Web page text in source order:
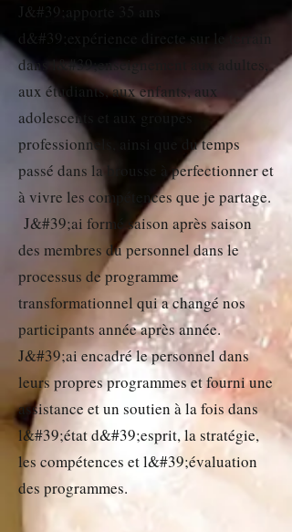
J&#39;apporte 35 ans
d&#39;expérience directe sur le terrain
dans l&#39;enseignement aux adultes,
aux étudiants, aux enfants, aux
adolescents et aux groupes
professionnels, ainsi que du temps
passé dans la brousse à perfectionner et
à vivre les compétences que je partage.
J&#39;ai formé saison après saison
des membres du personnel dans le
processus de programme
transformationnel qui a changé nos
participants année après année.
J&#39;ai encadré le personnel dans
leurs propres programmes et fourni une
assistance et un soutien à la fois dans
l&#39;état d&#39;esprit, la stratégie,
les compétences et l&#39;évaluation
des programmes.